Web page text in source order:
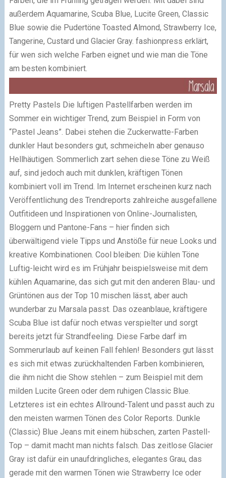
außerdem Aquamarine, Scuba Blue, Lucite Green, Classic
Blue sowie die Pudertöne Toasted Almond, Strawberry Ice,
Tangerine, Custard und Glacier Gray. fashionpress erklärt,
für wen sich welche Farben eignet und wie man die Töne
am besten kombiniert.
Pretty Pastels Die luftigen Pastellfarben werden im
Sommer ein wichtiger Trend, zum Beispiel in Form von
“Pastel Jeans”. Dabei stehen die Zuckerwatte-Farben
dunkler Haut besonders gut, schmeicheln aber genauso
Hellhäutigen. Sommerlich zart sehen diese Töne zu Weiß
auf, sind jedoch auch mit dunklen, kräftigen Tönen
kombiniert voll im Trend. Im Internet erscheinen kurz nach
Veröffentlichung des Trendreports zahlreiche ausgefallene
Outfitideen und Inspirationen von Online-Journalisten,
Bloggern und Pantone-Fans – hier finden sich
überwältigend viele Tipps und Anstöße für neue Looks und
kreative Kombinationen. Cool bleiben: Die kühlen Töne
Luftig-leicht wird es im Frühjahr beispielsweise mit dem
kühlen Aquamarine, das sich gut mit den anderen Blau- und
Grüntönen aus der Top 10 mischen lässt, aber auch
wunderbar zu Marsala passt. Das ozeanblaue, kräftigere
Scuba Blue ist dafür noch etwas verspielter und sorgt
bereits jetzt für Strandfeeling. Diese Farbe darf im
Sommerurlaub auf keinen Fall fehlen! Besonders gut lässt
es sich mit etwas zurückhaltenden Farben kombinieren,
die ihm nicht die Show stehlen – zum Beispiel mit dem
milden Lucite Green oder dem ruhigen Classic Blue.
Letzteres ist ein echtes Allround-Talent und passt auch zu
den meisten warmen Tönen des Color Reports. Dunkle
(Classic) Blue Jeans mit einem hübschen, zarten Pastell-
Top – damit macht man nichts falsch. Das zeitlose Glacier
Gray ist dafür ein unaufdringliches, elegantes Grau, das
gerade mit den warmen Tönen wie Strawberry Ice oder